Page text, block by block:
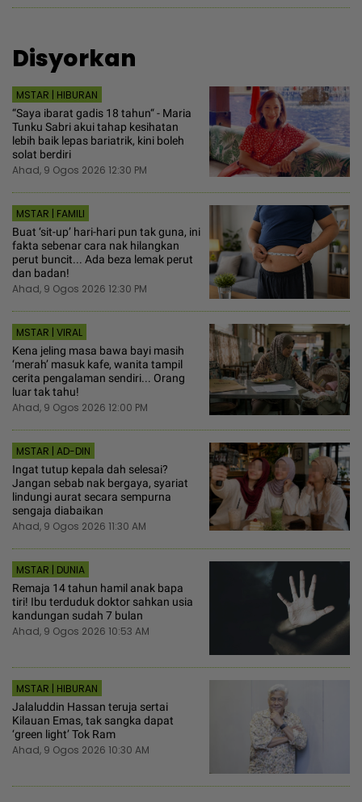
Disyorkan
MSTAR | HIBURAN
“Saya ibarat gadis 18 tahun“ - Maria
Tunku Sabri akui tahap kesihatan
lebih baik lepas bariatrik, kini boleh
solat berdiri
Ahad, 9 Ogos 2026 12:30 PM
MSTAR | FAMILI
Buat ‘sit-up’ hari-hari pun tak guna, ini
fakta sebenar cara nak hilangkan
perut buncit... Ada beza lemak perut
dan badan!
Ahad, 9 Ogos 2026 12:30 PM
MSTAR | VIRAL
Kena jeling masa bawa bayi masih
‘merah’ masuk kafe, wanita tampil
cerita pengalaman sendiri... Orang
luar tak tahu!
Ahad, 9 Ogos 2026 12:00 PM
MSTAR | AD-DIN
Ingat tutup kepala dah selesai?
Jangan sebab nak bergaya, syariat
lindungi aurat secara sempurna
sengaja diabaikan
Ahad, 9 Ogos 2026 11:30 AM
MSTAR | DUNIA
Remaja 14 tahun hamil anak bapa
tiri! Ibu terduduk doktor sahkan usia
kandungan sudah 7 bulan
Ahad, 9 Ogos 2026 10:53 AM
MSTAR | HIBURAN
Jalaluddin Hassan teruja sertai
Kilauan Emas, tak sangka dapat
‘green light’ Tok Ram
Ahad, 9 Ogos 2026 10:30 AM